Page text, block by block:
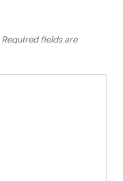
Required fields are